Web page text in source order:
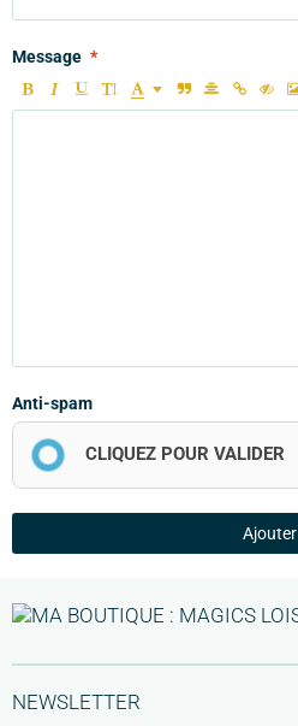
Message
Anti-spam
CLIQUEZ POUR VALIDER
Ajouter
NEWSLETTER